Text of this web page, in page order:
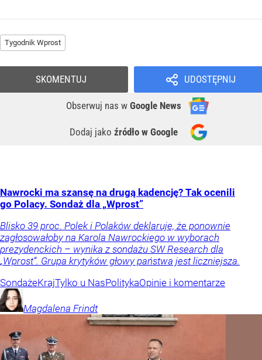
Tygodnik Wprost
UDOSTĘPNIJ
Obserwuj nas w Google News
Dodaj jako źródło w Google
SKOMENTUJ
Nawrocki ma szansę na drugą kadencję? Tak ocenili
go Polacy. Sondaż dla „Wprost”
Blisko 39 proc. Polek i Polaków deklaruje, że ponownie
zagłosowałoby na Karola Nawrockiego w wyborach
prezydenckich – wynika z sondażu SW Research dla
„Wprost”. Grupa krytyków głowy państwa jest liczniejsza.
SondażeKrajTylko u NasPolitykaOpinie i komentarze
Magdalena Frindt